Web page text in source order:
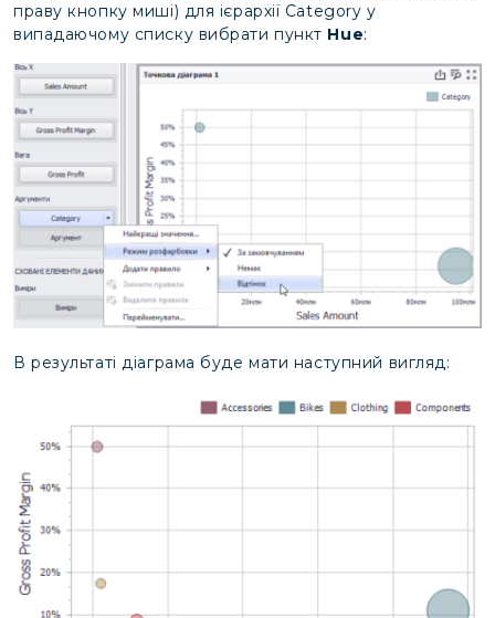
праву кнопку миші) для ієрархії Category у
випадаючому списку вибрати пункт Hue:
В результаті діаграма буде мати наступний вигляд: